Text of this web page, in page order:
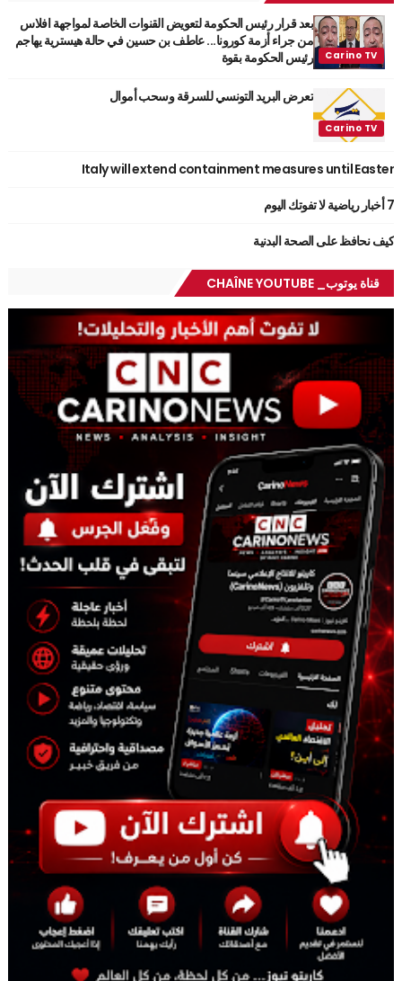
بعد قرار رئيس الحكومة لتعويض القنوات الخاصة لمواجهة افلاس
من جراء أزمة كورونا... عاطف بن حسين في حالة هيسترية يهاجم
رئيس الحكومة بقوة
تعرض البريد التونسي للسرقة وسحب أموال
Italy will extend containment measures until Easter
7 أخبار رياضية لا تفوتك اليوم
كيف نحافظ على الصحة البدنية
قناة يوتوب_ CHAÎNE YOUTUBE